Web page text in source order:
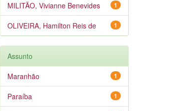
1
MILITÃO, Vivianne Benevides
1
OLIVEIRA, Hamilton Reis de
Assunto
1
Maranhão
1
Paraíba